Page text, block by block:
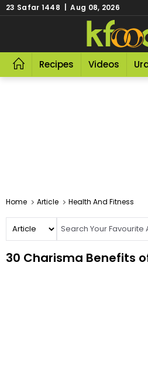
23 Safar 1448 | Aug 08, 2026
Recipes Videos
Home Article Health And Fitness
30 Charisma Benefits